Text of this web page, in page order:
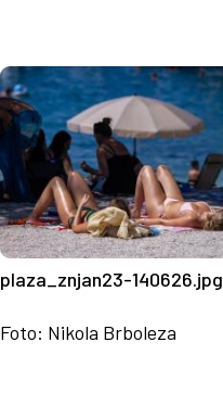
plaza_znjan23-140626.jpg
Foto: Nikola Brboleza